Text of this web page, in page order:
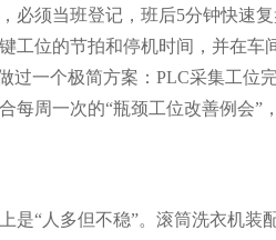
必须当班登记，班后5分钟快速
工位的节拍和停机时间，并在
过一个极简方案：PLC采集工位
每周一次的“瓶颈工位改善例会”
是“人多但不稳”。滚筒洗衣机装